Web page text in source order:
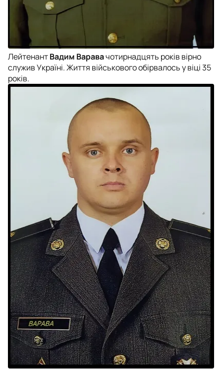
ЛейтенантВадим Варавачотирнадцять років вірно
служив Україні. Життя військового обірвалось у віці 35
років.